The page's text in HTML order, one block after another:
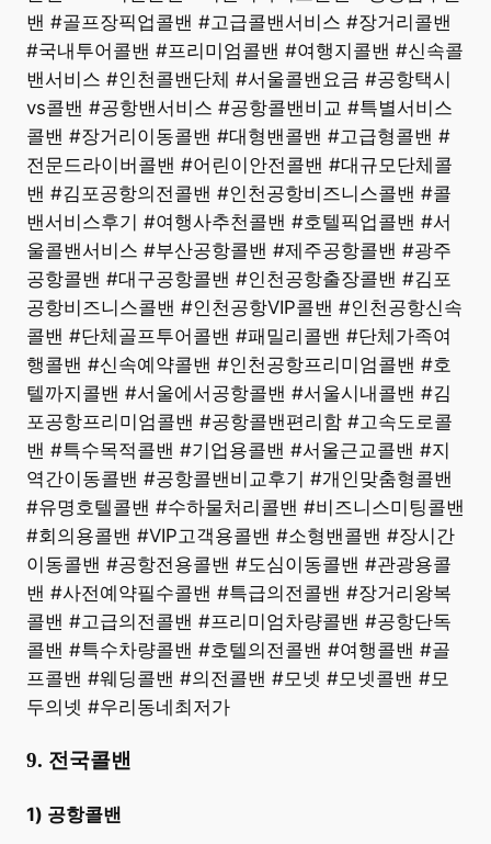
밴 #골프장픽업콜밴 #고급콜밴서비스 #장거리콜밴
#국내투어콜밴 #프리미엄콜밴 #여행지콜밴 #신속콜
밴서비스 #인천콜밴단체 #서울콜밴요금 #공항택시
vs콜밴 #공항밴서비스 #공항콜밴비교 #특별서비스
콜밴 #장거리이동콜밴 #대형밴콜밴 #고급형콜밴 #
전문드라이버콜밴 #어린이안전콜밴 #대규모단체콜
밴 #김포공항의전콜밴 #인천공항비즈니스콜밴 #콜
밴서비스후기 #여행사추천콜밴 #호텔픽업콜밴 #서
울콜밴서비스 #부산공항콜밴 #제주공항콜밴 #광주
공항콜밴 #대구공항콜밴 #인천공항출장콜밴 #김포
공항비즈니스콜밴 #인천공항VIP콜밴 #인천공항신속
콜밴 #단체골프투어콜밴 #패밀리콜밴 #단체가족여
행콜밴 #신속예약콜밴 #인천공항프리미엄콜밴 #호
텔까지콜밴 #서울에서공항콜밴 #서울시내콜밴 #김
포공항프리미엄콜밴 #공항콜밴편리함 #고속도로콜
밴 #특수목적콜밴 #기업용콜밴 #서울근교콜밴 #지
역간이동콜밴 #공항콜밴비교후기 #개인맞춤형콜밴
#유명호텔콜밴 #수하물처리콜밴 #비즈니스미팅콜밴
#회의용콜밴 #VIP고객용콜밴 #소형밴콜밴 #장시간
이동콜밴 #공항전용콜밴 #도심이동콜밴 #관광용콜
밴 #사전예약필수콜밴 #특급의전콜밴 #장거리왕복
콜밴 #고급의전콜밴 #프리미엄차량콜밴 #공항단독
콜밴 #특수차량콜밴 #호텔의전콜밴 #여행콜밴 #골
프콜밴 #웨딩콜밴 #의전콜밴 #모넷 #모넷콜밴 #모
두의넷 #우리동네최저가
9. 전국콜밴
1) 공항콜밴